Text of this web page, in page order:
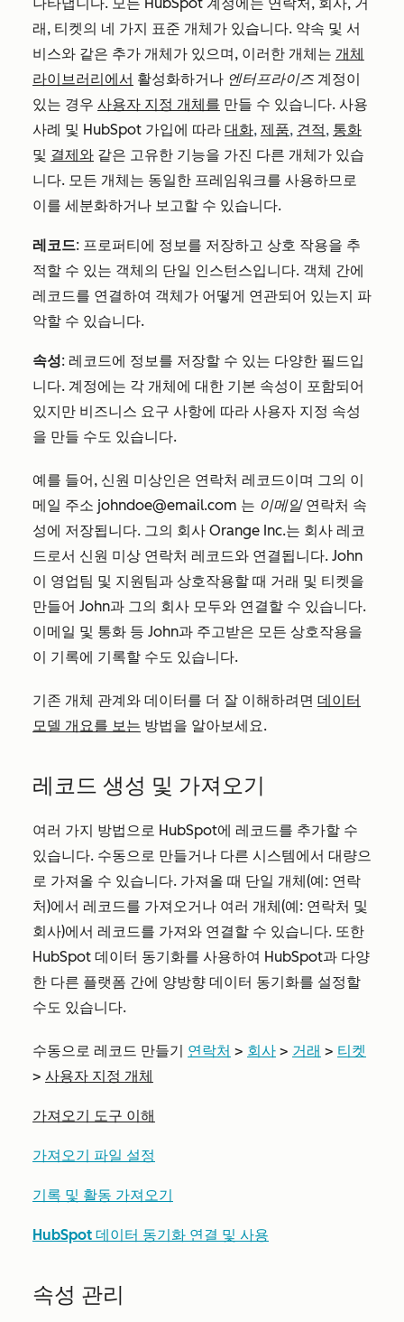
래, 티켓의 네 가지 표준 개체가 있습니다. 약속 및 서
비스와 같은 추가 개체가 있으며, 이러한 개체는 개체
라이브러리에서 활성화하거나 엔터프라이즈 계정이
있는 경우 사용자 지정 개체를 만들 수 있습니다. 사용
사례 및 HubSpot 가입에 따라 대화, 제품, 견적, 통화
및 결제와 같은 고유한 기능을 가진 다른 개체가 있습
니다. 모든 개체는 동일한 프레임워크를 사용하므로
이를 세분화하거나 보고할 수 있습니다.
레코드: 프로퍼티에 정보를 저장하고 상호 작용을 추
적할 수 있는 객체의 단일 인스턴스입니다. 객체 간에
레코드를 연결하여 객체가 어떻게 연관되어 있는지 파
악할 수 있습니다.
속성: 레코드에 정보를 저장할 수 있는 다양한 필드입
니다. 계정에는 각 개체에 대한 기본 속성이 포함되어
있지만 비즈니스 요구 사항에 따라 사용자 지정 속성
을 만들 수도 있습니다.
예를 들어, 신원 미상인은 연락처 레코드이며 그의 이
메일 주소 johndoe@email.com 는 이메일연락처 속
성에 저장됩니다. 그의 회사 Orange Inc.는 회사 레코
드로서 신원 미상 연락처 레코드와 연결됩니다. John
이 영업팀 및 지원팀과 상호작용할 때 거래 및 티켓을
만들어 John과 그의 회사 모두와 연결할 수 있습니다.
이메일 및 통화 등 John과 주고받은 모든 상호작용을
이 기록에 기록할 수도 있습니다.
기존 개체 관계와 데이터를 더 잘 이해하려면 데이터
모델 개요를 보는 방법을 알아보세요.
레코드 생성 및 가져오기
여러 가지 방법으로 HubSpot에 레코드를 추가할 수
있습니다. 수동으로 만들거나 다른 시스템에서 대량으
로 가져올 수 있습니다. 가져올 때 단일 개체(예: 연락
처)에서 레코드를 가져오거나 여러 개체(예: 연락처 및
회사)에서 레코드를 가져와 연결할 수 있습니다. 또한
HubSpot 데이터 동기화를 사용하여 HubSpot과 다양
한 다른 플랫폼 간에 양방향 데이터 동기화를 설정할
수도 있습니다.
수동으로 레코드 만들기 연락처 > 회사 > 거래 > 티켓
> 사용자 지정 개체
가져오기 도구 이해
가져오기 파일 설정
기록 및 활동 가져오기
HubSpot 데이터 동기화 연결 및 사용
속성 관리